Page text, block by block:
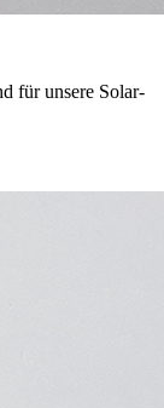
für unsere Solar-